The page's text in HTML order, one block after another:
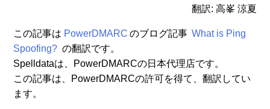
翻訳: 高峯 涼夏
この記事は PowerDMARC のブログ記事 What is Ping
Spoofing? の翻訳です。
Spelldataは、PowerDMARCの日本代理店です。
この記事は、PowerDMARCの許可を得て、翻訳してい
ます。